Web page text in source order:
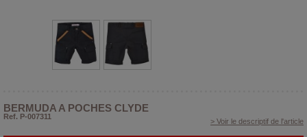
BERMUDA A POCHES CLYDE
Ref. P-007311
> Voir le descriptif de l'article